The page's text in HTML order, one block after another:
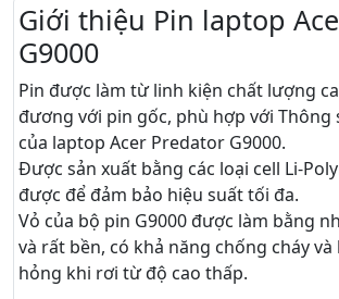
Giới thiệu Pin laptop
G9000
Pin được làm từ linh kiện chất lượng
đương với pin gốc, phù hợp với Thông
của laptop Acer Predator G9000.
Được sản xuất bằng các loại cell Li-
được để đảm bảo hiệu suất tối đa.
Vỏ của bộ pin G9000 được làm bằng
và rất bền, có khả năng chống cháy
hỏng khi rơi từ độ cao thấp.